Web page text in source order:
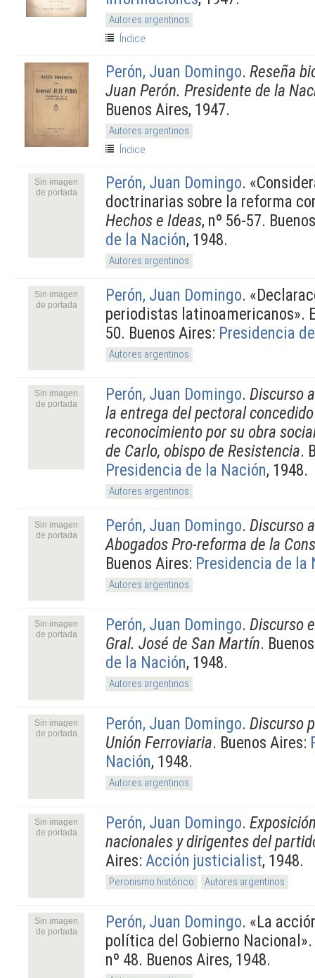
Autores argentinos
Índice
Perón, Juan Domingo. Reseña
Juan Perón. Presidente de la
Buenos Aires, 1947.
Autores argentinos
Índice
Sin imagen
de portada
Perón, Juan Domingo.
doctrinarias sobre la reforma
Hechos e Ideas, nº 56-57.
de la Nación, 1948.
Autores argentinos
Sin imagen
de portada
Perón, Juan Domingo.
periodistas latinoamericanos».
50. Buenos Aires: Presidencia
Autores argentinos
Sin imagen
de portada
Perón, Juan Domingo. Discurso
la entrega del pectoral
reconocimiento por su obra
de Carlo, obispo de Resistencia.
Presidencia de la Nación, 1948.
Autores argentinos
Sin imagen
de portada
Perón, Juan Domingo. Discurso
Abogados Pro-reforma de la
Buenos Aires: Presidencia de la
Autores argentinos
Sin imagen
de portada
Perón, Juan Domingo. Discurso
Gral. José de San Martín.
de la Nación, 1948.
Autores argentinos
Sin imagen
de portada
Perón, Juan Domingo. Discurso
Unión Ferroviaria. Buenos Aires:
Nación, 1948.
Autores argentinos
Sin imagen
de portada
Perón, Juan Domingo.
nacionales y dirigentes del
Aires: Acción justicialist, 1948.
Peronismo histórico Autores argentinos
Sin imagen
de portada
Perón, Juan Domingo. «La
política del Gobierno
nº 48. Buenos Aires, 1948.